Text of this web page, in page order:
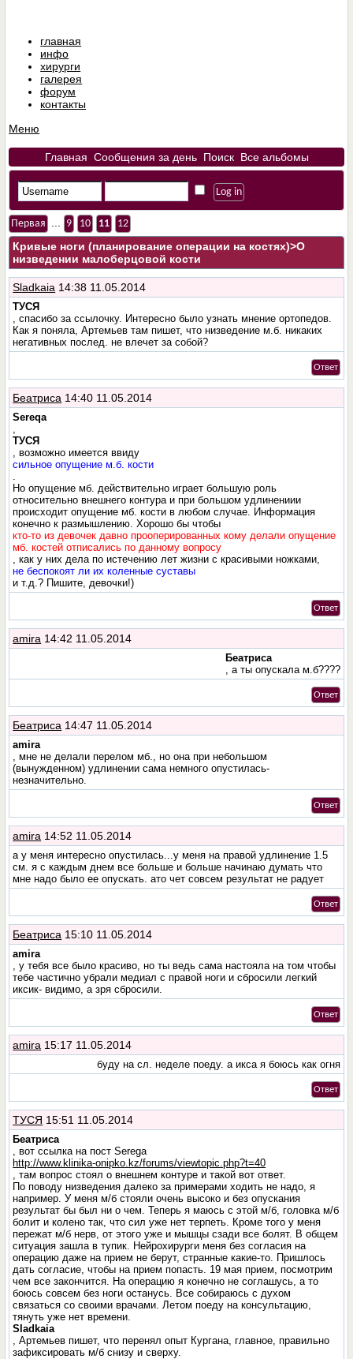
главная
инфо
хирурги
галерея
форум
контакты
Меню
Главная Сообщения за день Поиск Все альбомы
Первая 9 10 11 12
Кривые ноги (планирование операции на костях)>О
низведении малоберцовой кости
Sladkaia 14:38 11.05.2014
ТУСЯ
, спасибо за ссылочку. Интересно было узнать мнение ортопедов.
Как я поняла, Артемьев там пишет, что низведение м.б. никаких
негативных послед. не влечет за собой?
Ответ
Беатриса 14:40 11.05.2014
Sereqa
ТУСЯ
, возможно имеется ввиду
сильное опущение м.б. кости
Но опущение мб. действительно играет большую роль
относительно внешнего контура и при большом удлинениии
происходит опущение мб. кости в любом случае. Информация
конечно к размышлению. Хорошо бы чтобы
кто-то из девочек давно прооперированных кому делали опущение
мб. костей отписались по данному вопросу
, как у них дела по истечению лет жизни с красивыми ножками,
не беспокоят ли их коленные суставы
и т.д.? Пишите, девочки!)
Ответ
amira 14:42 11.05.2014
Беатриса
, а ты опускала м.б????
Ответ
Беатриса 14:47 11.05.2014
amira
, мне не делали перелом мб., но она при небольшом
(вынужденном) удлинении сама немного опустилась-
незначительно.
Ответ
amira 14:52 11.05.2014
а у меня интересно опустилась...у меня на правой удлинение 1.5
см. я с каждым днем все больше и больше начинаю думать что
мне надо было ее опускать. ато чет совсем результат не радует
Ответ
Беатриса 15:10 11.05.2014
amira
, у тебя все было красиво, но ты ведь сама настояла на том чтобы
тебе частично убрали медиал с правой ноги и сбросили легкий
иксик- видимо, а зря сбросили.
Ответ
amira 15:17 11.05.2014
буду на сл. неделе поеду. а икса я боюсь как огня
Ответ
ТУСЯ 15:51 11.05.2014
Беатриса
, вот ссылка на пост Serega
http://www.klinika-onipko.kz/forums/viewtopic.php?t=40
, там вопрос стоял о внешнем контуре и такой вот ответ.
По поводу низведения далеко за примерами ходить не надо, я
например. У меня м/б стояли очень высоко и без опускания
результат бы был ни о чем. Теперь я маюсь с этой м/б, головка м/б
болит и колено так, что сил уже нет терпеть. Кроме того у меня
пережат м/б нерв, от этого уже и мышцы сзади все болят. В общем
ситуация зашла в тупик. Нейрохирурги меня без согласия на
операцию даже на прием не берут, странные какие-то. Пришлось
дать согласие, чтобы на прием попасть. 19 мая прием, посмотрим
чем все закончится. На операцию я конечно не соглашусь, а то
боюсь совсем без ноги останусь. Все собираюсь с духом
связаться со своими врачами. Летом поеду на консультацию,
тянуть уже нет времени.
Sladkaia
, Артемьев пишет, что перенял опыт Кургана, главное, правильно
зафиксировать м/б снизу и сверху.